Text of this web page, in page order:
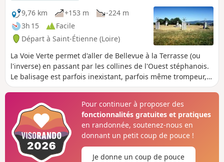
9,76 km
+153 m
-224 m
3h 15
Facile
Départ à Saint-Étienne (Loire)
La Voie Verte permet d'aller de Bellevue à la Terrasse (ou
l'inverse) en passant par les collines de l'Ouest stéphanois.
Le balisage est parfois inexistant, parfois même trompeur,
et le plus souvent inadapté. Autant de raisons motivant la
possible de la scinder en deux en s'arrêtant au niveau du
Puits Couriot. La mise à jour itinéraire/descriptif du 16 août
2020 tient compte du nouveau tracé à partir de Bellevue.
Pour continuer à proposer des
fonctionnalités gratuites et pratiques
en randonnée, soutenez-nous en
donnant un petit coup de pouce !
Je donne un coup de pouce